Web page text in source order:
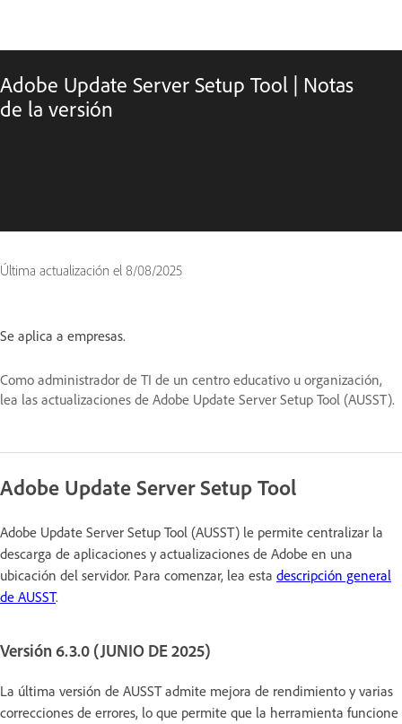
Adobe Update Server Setup Tool | Notas
de la versión
Última actualización el 8/08/2025
Se aplica a empresas.
Como administrador de TI de un centro educativo u organización,
lea las actualizaciones de Adobe Update Server Setup Tool (AUSST).
Adobe Update Server Setup Tool
Adobe Update Server Setup Tool (AUSST) le permite centralizar la
descarga de aplicaciones y actualizaciones de Adobe en una
ubicación del servidor. Para comenzar, lea esta descripción general
de AUSST.
Versión 6.3.0 (JUNIO DE 2025)
La última versión de AUSST admite mejora de rendimiento y varias
correcciones de errores, lo que permite que la herramienta funcione